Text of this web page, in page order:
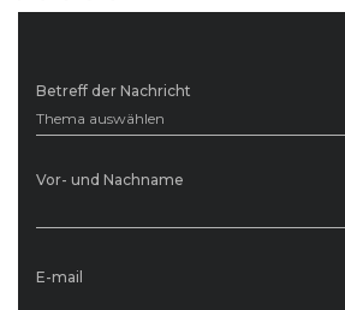
Betreff der Nachricht
Thema auswählen
Vor- und Nachname
E-mail